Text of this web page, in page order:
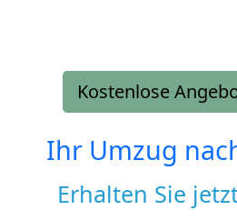
Kostenlose
Ihr Umzug
Erhalten Sie